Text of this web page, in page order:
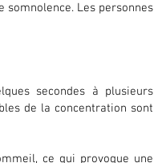
somnolence. Les personnes
secondes à plusieurs
de la concentration sont
ce qui provoque une